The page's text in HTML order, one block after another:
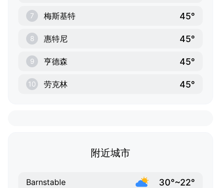
7 梅斯基特 45°
8 惠特尼 45°
9 亨德森 45°
10 劳克林 45°
附近城市
Barnstable 30°~22°